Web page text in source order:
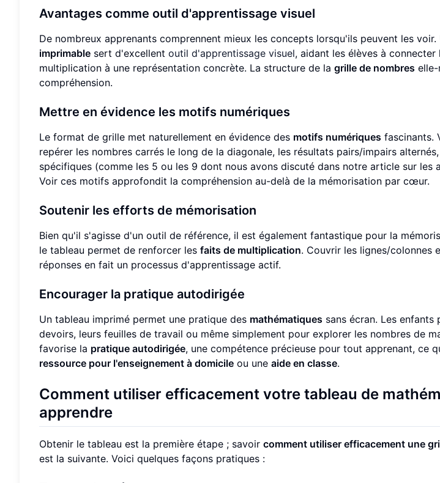
Avantages comme outil d'apprentissage visuel
De nombreux apprenants comprennent mieux les concepts lorsqu'ils peuvent les voir.
imprimable sert d'excellent outil d'apprentissage visuel, aidant les élèves à
multiplication à une représentation concrète. La structure de la grille de nombres
compréhension.
Mettre en évidence les motifs numériques
Le format de grille met naturellement en évidence des motifs numériques fascinants.
repérer les nombres carrés le long de la diagonale, les résultats pairs/impairs
spécifiques (comme les 5 ou les 9 dont nous avons discuté dans notre article sur les
Voir ces motifs approfondit la compréhension au-delà de la mémorisation par cœur.
Soutenir les efforts de mémorisation
Bien qu'il s'agisse d'un outil de référence, il est également fantastique pour la
le tableau permet de renforcer les faits de multiplication. Couvrir les lignes/colonnes
réponses en fait un processus d'apprentissage actif.
Encourager la pratique autodirigée
Un tableau imprimé permet une pratique des mathématiques sans écran. Les
devoirs, leurs feuilles de travail ou même simplement pour explorer les nombres de
favorise la pratique autodirigée, une compétence précieuse pour tout apprenant, ce
ressource pour l'enseignement à domicile ou une aide en classe.
Comment utiliser efficacement votre tableau de
apprendre
Obtenir le tableau est la première étape ; savoir comment utiliser efficacement une
est la suivante. Voici quelques façons pratiques :